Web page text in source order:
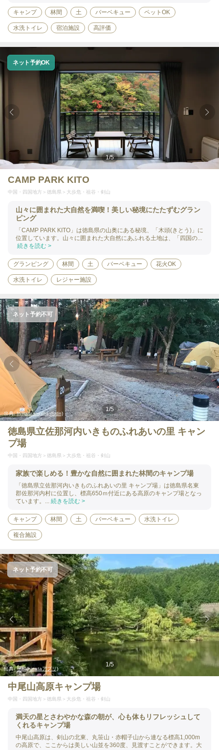
キャンプ 林間 土 バーベキュー ペットOK
水洗トイレ 宿泊施設 高評価
1/5
ネット予約OK
CAMP PARK KITO
中国・四国地方 徳島県 大歩危・祖谷・剣山
山々に囲まれた大自然を満喫！美しい秘境にたたずむグラン
ピング
「CAMP PARK KITO」は徳島県の山奥にある秘境、「木頭(きとう)」に
位置しています。山々に囲まれた大自然にあふれる土地は、「四国の...
続きを読む >
グランピング 林間 土 バーベキュー 花火OK
水洗トイレ レジャー施設
出典:Instagram(@gntudn)
1/5
ネット予約不可
徳島県立佐那河内いきものふれあいの里 キャン
プ場
中国・四国地方 徳島県 大歩危・祖谷・剣山
家族で楽しめる！豊かな自然に囲まれた林間のキャンプ場
「徳島県立佐那河内いきものふれあいの里 キャンプ場」は徳島県名東
郡佐那河内村に位置し、標高650ｍ付近にある高原のキャンプ場となっ
ています。... 続きを読む >
キャンプ 林間 土 バーベキュー 水洗トイレ
複合施設
出典:平和(hinataアプリ)
1/5
ネット予約不可
中尾山高原キャンプ場
中国・四国地方 徳島県 大歩危・祖谷・剣山
満天の星とさわやかな森の朝が、心も体もリフレッシュして
くれるキャンプ場
中尾山高原は、剣山の北東、丸笹山・赤帽子山から連なる標高1,000m
の高原で、ここからは美しい山並を360度、見渡すことができます。大